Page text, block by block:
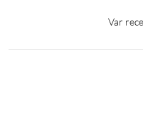
Två-vägskommunikation:
Var